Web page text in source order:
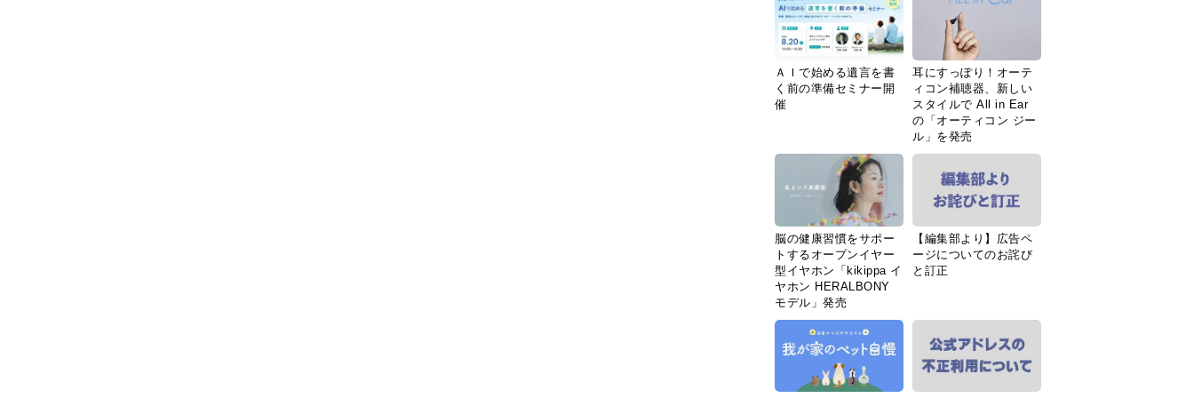
ＡＩで始める遺言を書
く前の準備セミナー開
催
耳にすっぽり！オーテ
ィコン補聴器、新しい
スタイルで All in Ear
の「オーティコン ジー
ル」を発売
脳の健康習慣をサポー
トするオープンイヤー
型イヤホン「kikippa イ
ヤホン HERALBONY
モデル」発売
【編集部より】広告ペ
ージについてのお詫び
と訂正